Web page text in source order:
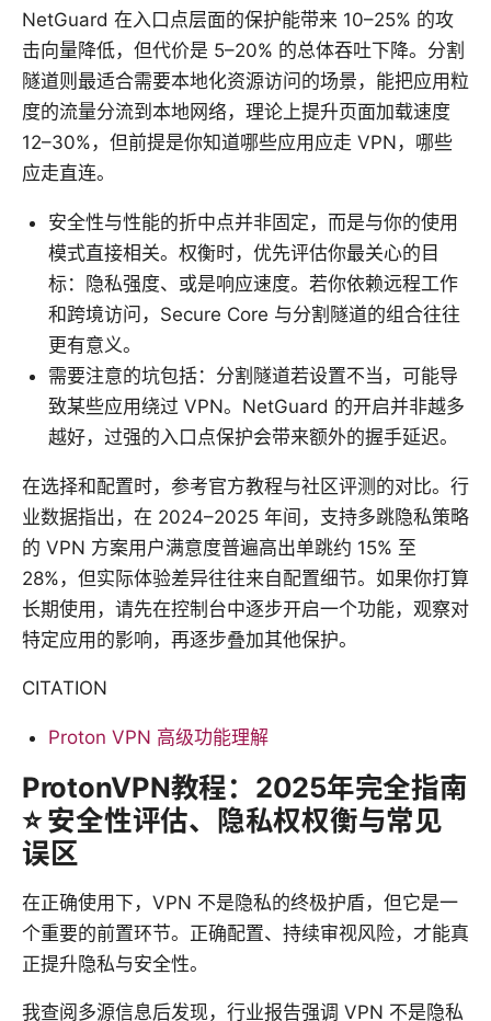
NetGuard 在入口点层面的保护能带来 10–25% 的攻
击向量降低，但代价是 5–20% 的总体吞吐下降。分割
隧道则最适合需要本地化资源访问的场景，能把应用粒
度的流量分流到本地网络，理论上提升页面加载速度
12–30%，但前提是你知道哪些应用应走 VPN，哪些
应走直连。
安全性与性能的折中点并非固定，而是与你的使用
模式直接相关。权衡时，优先评估你最关心的目
标：隐私强度、或是响应速度。若你依赖远程工作
和跨境访问，Secure Core 与分割隧道的组合往往
更有意义。
需要注意的坑包括：分割隧道若设置不当，可能导
致某些应用绕过 VPN。NetGuard 的开启并非越多
越好，过强的入口点保护会带来额外的握手延迟。
在选择和配置时，参考官方教程与社区评测的对比。行
业数据指出，在 2024–2025 年间，支持多跳隐私策略
的 VPN 方案用户满意度普遍高出单跳约 15% 至
28%，但实际体验差异往往来自配置细节。如果你打算
长期使用，请先在控制台中逐步开启一个功能，观察对
特定应用的影响，再逐步叠加其他保护。
CITATION
Proton VPN 高级功能理解
ProtonVPN教程：2025年完全指南
⭐ 安全性评估、隐私权权衡与常见
误区
在正确使用下，VPN 不是隐私的终极护盾，但它是一
个重要的前置环节。正确配置、持续审视风险，才能真
正提升隐私与安全性。
我查阅多源信息后发现，行业报告强调 VPN 不是隐私